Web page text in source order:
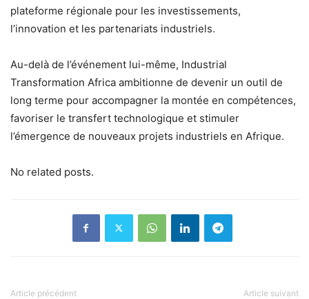
plateforme régionale pour les investissements,
l’innovation et les partenariats industriels.
Au-delà de l’événement lui-même, Industrial
Transformation Africa ambitionne de devenir un outil de
long terme pour accompagner la montée en compétences,
favoriser le transfert technologique et stimuler
l’émergence de nouveaux projets industriels en Afrique.
No related posts.
Article précédent Article suivant